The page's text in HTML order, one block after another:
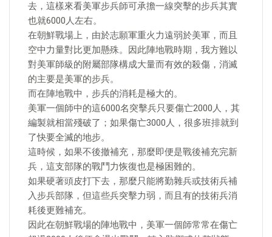
去，這樣來看美軍步兵師可承擔一線突擊的步兵其實
也就6000人左右。
在朝鮮戰場上，由於志願軍重火力遠弱於美軍，而且
空中力量對比更加懸殊。因此陣地戰時期，我方難以
對美軍師級的附屬部隊構成大量而有效的殺傷，消滅
的主要是美軍的步兵。
而在陣地戰中，步兵的消耗是極大的。
美軍一個師中的這6000名突擊兵只要傷亡2000人，其
編製就相當殘破了；如果傷亡3000人，很多班排就到
了快要全滅的地步。
這時候，如果不後撤補充，那麼即便是戰後補充完新
兵，這支部隊的戰鬥力恢復也是極困難的。
如果硬著頭皮打下去，那麼只能將勤雜兵或技術兵補
入步兵部隊，但這些兵突擊力弱，而且有的技術兵消
耗後更難補充。
因此在朝鮮戰場的陣地戰中，美軍一個師常常在傷亡